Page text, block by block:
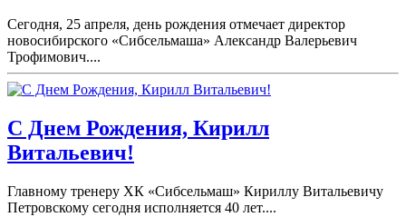
Сегодня, 25 апреля, день рождения отмечает директор
новосибирского «Сибсельмаша» Александр Валерьевич
Трофимович....
С Днем Рождения, Кирилл
Витальевич!
Главному тренеру ХК «Сибсельмаш» Кириллу Витальевичу
Петровскому сегодня исполняется 40 лет....